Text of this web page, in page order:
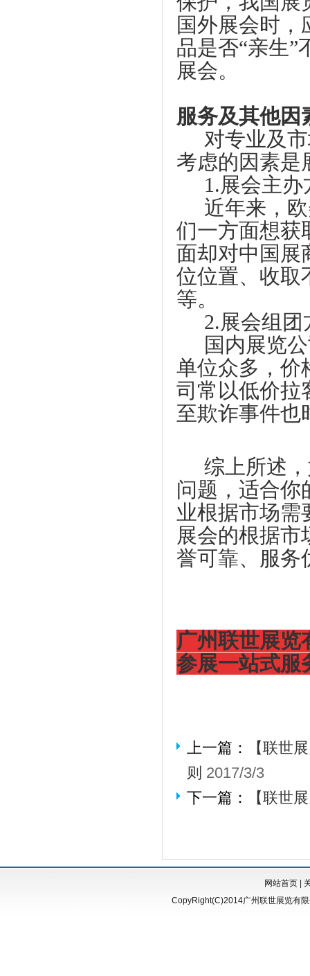
国外展会时
品是否“亲生”
展会。
服务及其他因
对专业及
考虑的因素是
1.展会主办
近年来，
们一方面想获
面却对中国展
位位置、收取
等。
2.展会组团
国内展览
单位众多，价
司常以低价拉
至欺诈事件也
综上所述
问题，适合你
业根据市场需
展会的根据市
誉可靠、服务
广州联世展览
参展一站式服
上一篇：
【联世
则 2017/3/3
下一篇：
【联世
网站首页
CopyRight(C)2014广州联世展览有